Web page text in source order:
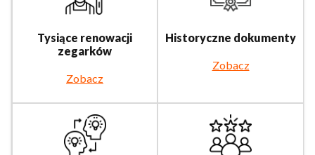
Tysiące renowacji
zegarków
Zobacz
Historyczne dokumenty
Zobacz